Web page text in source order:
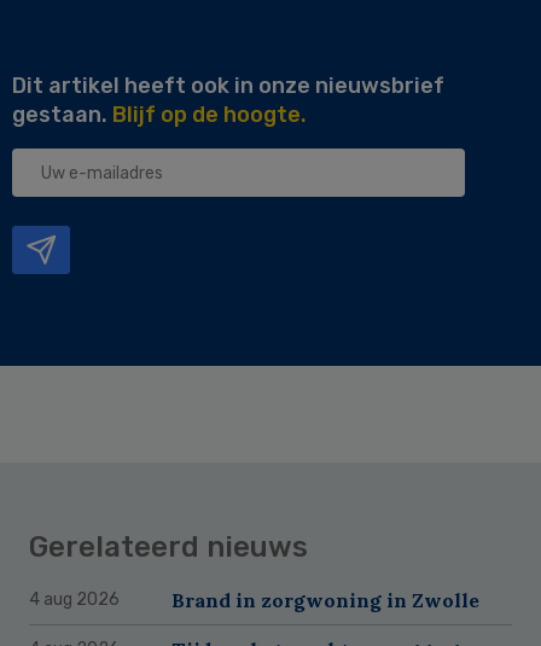
Dit artikel heeft ook in onze nieuwsbrief
gestaan. Blijf op de hoogte.
Uw
Gerelateerd nieuws
4 aug 2026 Brand in zorgwoning in Zwolle